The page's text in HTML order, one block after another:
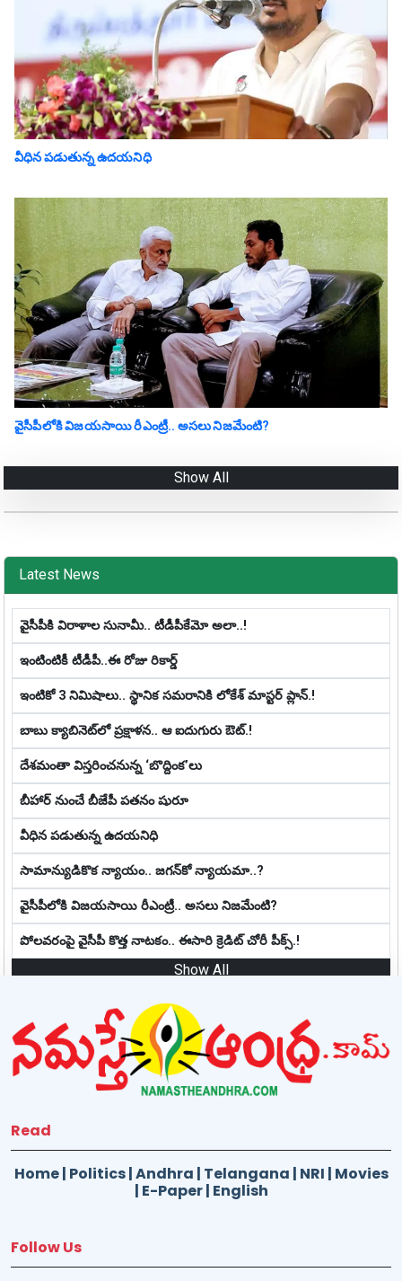
వీధిన పడుతున్న ఉదయనిధి
వైసీపీలోకి విజయసాయి రీఎంట్రీ.. అసలు నిజమేంటి?
Show All
Latest News
వైసీపీకి విరాళాల సునామీ.. టీడీపీకేమో అలా..!
ఇంటింటికీ టీడీపీ..ఈ రోజు రికార్డ్
ఇంటికో 3 నిమిషాలు.. స్థానిక స‌మ‌రానికి లోకేశ్ మాస్ట‌ర్ ప్లాన్‌.!
బాబు క్యాబినెట్‌లో ప్ర‌క్షాళ‌న‌.. ఆ ఐదుగురు ఔట్‌.!
దేశమంతా విస్తరించనున్న ‘బొద్దింక’లు
బీహార్ నుంచే బీజేపీ పతనం షురూ
వీధిన పడుతున్న ఉదయనిధి
సామాన్యుడికొక న్యాయం.. జ‌గ‌న్‌కో న్యాయ‌మా..?
వైసీపీలోకి విజయసాయి రీఎంట్రీ.. అసలు నిజమేంటి?
పోలవరంపై వైసీపీ కొత్త నాట‌కం.. ఈసారి క్రెడిట్ చోరీ పీక్స్.!
Show All
Read
Home| Politics|Andhra | Telangana | NRI | Movies
| E-Paper| English
Follow Us